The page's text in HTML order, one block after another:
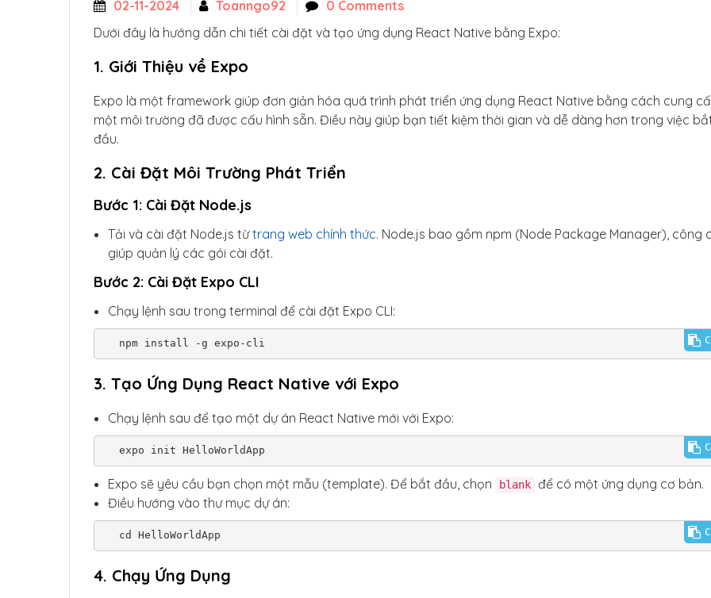
02-11-2024 Toanngo92
0 Comments
Dưới đây là hướng dẫn chi tiết cài đặt và tạo ứng dụng React Native bằng Expo:
1. Giới Thiệu về Expo
Expo là một framework giúp đơn giản hóa quá trình phát triển ứng dụng React Native bằng cách cung
một môi trường đã được cấu hình sẵn. Điều này giúp bạn tiết kiệm thời gian và dễ dàng hơn trong việc
đầu.
2. Cài Đặt Môi Trường Phát Triển
Bước 1: Cài Đặt Node.js
Tải và cài đặt Node.js từtrang web chính thức. Node.js bao gồm npm (Node Package Manager), công
giúp quản lý các gói cài đặt.
Bước 2: Cài Đặt Expo CLI
Chạy lệnh sau trong terminal để cài đặt Expo CLI:
  npm install -g expo-cli
3. Tạo Ứng Dụng React Native với Expo
Chạy lệnh sau để tạo một dự án React Native mới với Expo:
  expo init HelloWorldApp
Expo sẽ yêu cầu bạn chọn một mẫu (template). Để bắt đầu, chọn blank để có một ứng dụng cơ bản.
Điều hướng vào thư mục dự án:
  cd HelloWorldApp
4. Chạy Ứng Dụng